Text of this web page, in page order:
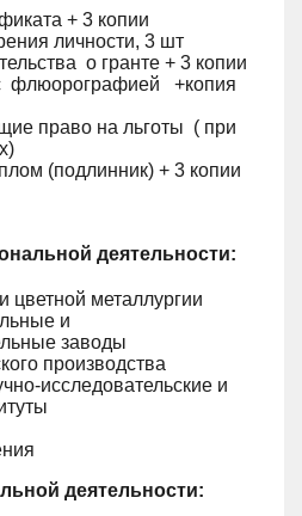
+ 3 копии
личности, 3 шт
о гранте + 3 копии
флюорографией +копия
право на льготы ( при
(подлинник) + 3 копии
деятельности:
цветной металлургии
и
заводы
производства
исследовательские и
деятельности: